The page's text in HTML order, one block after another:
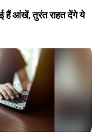
हैं आंखें, तुरंत राहत देंगे ये